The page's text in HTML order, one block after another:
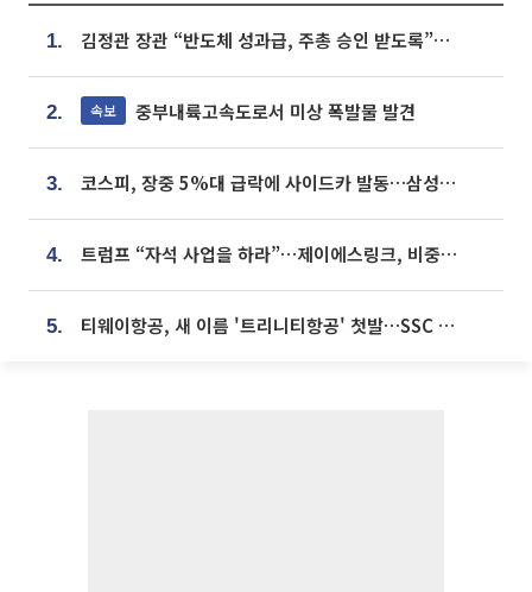
1. 김정관 장관 “반도체 성과급, 주총 승인 받도록”…상법·자본시장법 개정 시사
2. 속보 중부내륙고속도로서 미상 폭발물 발견
3. 코스피, 장중 5%대 급락에 사이드카 발동…삼성·SK 동반 폭락
4. 트럼프 “자석 사업을 하라”…제이에스링크, 비중국 영구자석 공급망 구축 속도
5. 티웨이항공, 새 이름 '트리니티항공' 첫발…SSC 전략 본격화